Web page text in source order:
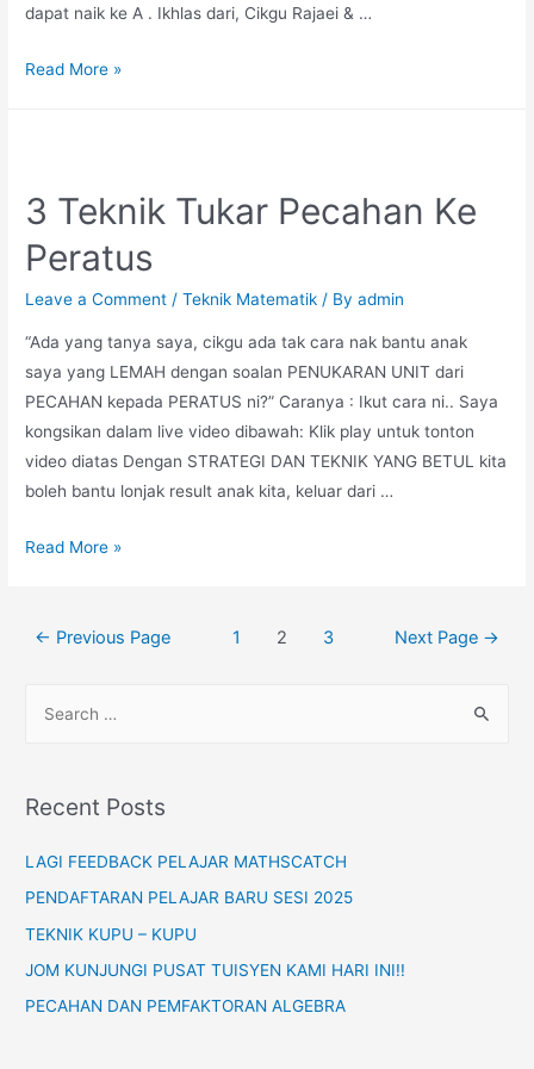
dapat naik ke A . Ikhlas dari, Cikgu Rajaei & …
Teknik
Untuk
Selesaikan
Pembahagian
2
Digit
Read More »
3 Teknik Tukar Pecahan Ke
Peratus
Leave a Comment /Teknik Matematik / Byadmin
“Ada yang tanya saya, cikgu ada tak cara nak bantu anak
saya yang LEMAH dengan soalan PENUKARAN UNIT dari
PECAHAN kepada PERATUS ni?” Caranya : Ikut cara ni.. Saya
kongsikan dalam live video dibawah: Klik play untuk tonton
video diatas Dengan STRATEGI DAN TEKNIK YANG BETUL kita
boleh bantu lonjak result anak kita, keluar dari …
3
Pecahan
Read More »
Posts
← Previous Page 1 2 3 Next Page →
r
h
f
o
Recent Posts
LAGI FEEDBACK PELAJAR MATHSCATCH
PENDAFTARAN PELAJAR BARU SESI 2025
TEKNIK KUPU – KUPU
JOM KUNJUNGI PUSAT TUISYEN KAMI HARI INI!!
PECAHAN DAN PEMFAKTORAN ALGEBRA